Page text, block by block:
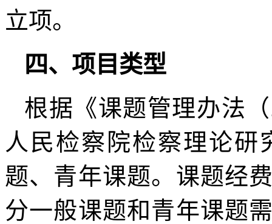
立项。
四、项目类型
根据《课题管理办法
人民检察院检察理论研
题、青年课题。课题经
分一般课题和青年课题